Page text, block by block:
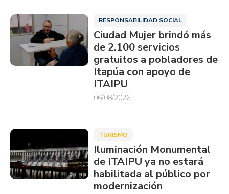
RESPONSABILIDAD SOCIAL
Ciudad Mujer brindó más
de 2.100 servicios
gratuitos a pobladores de
Itapúa con apoyo de
ITAIPU
06/08/2026
TURISMO
Iluminación Monumental
de ITAIPU ya no estará
habilitada al público por
modernización